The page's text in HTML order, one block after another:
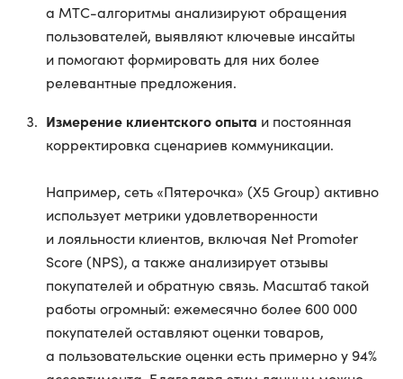
а МТС-алгоритмы анализируют обращения
пользователей, выявляют ключевые инсайты
и помогают формировать для них более
релевантные предложения.
Измерение клиентского опыта и постоянная
корректировка сценариев коммуникации.
Например, сеть «Пятерочка» (X5 Group) активно
использует метрики удовлетворенности
и лояльности клиентов, включая Net Promoter
Score (NPS), а также анализирует отзывы
покупателей и обратную связь. Масштаб такой
работы огромный: ежемесячно более 600 000
покупателей оставляют оценки товаров,
а пользовательские оценки есть примерно у 94%